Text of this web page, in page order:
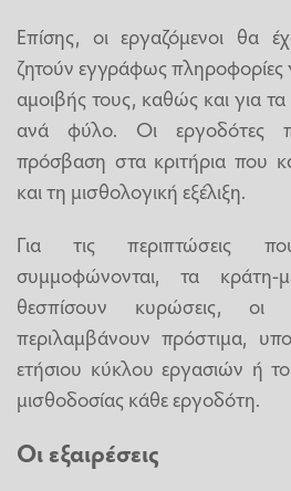
Επίσης, οι εργαζόμενοι θα
ζητούν εγγράφως πληροφορίες
αμοιβής τους, καθώς και για
ανά φύλο. Οι εργοδότες
πρόσβαση στα κριτήρια που
και τη μισθολογική εξέλιξη.
Για τις περιπτώσεις
συμμοφώνονται, τα
θεσπίσουν κυρώσεις, οι
περιλαμβάνουν πρόστιμα,
ετήσιου κύκλου εργασιών ή
μισθοδοσίας κάθε εργοδότη.
Οι εξαιρέσεις